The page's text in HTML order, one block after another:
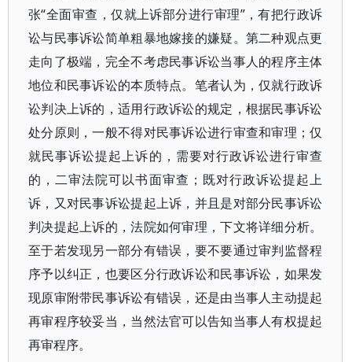
张“全面审查，仅就上诉部分进行审理”，有把行政诉
讼与民事诉讼简单粗暴地嫁接的嫌疑。第二种观点更
走向了极端，完全不考虑民事诉讼当事人的程序主体
地位和民事诉讼的本质特点。笔者认为，仅就行政诉
讼判决上诉的，适用行政诉讼的规定，根据民事诉讼
处分原则，一般不得对民事诉讼进行审查和审理；仅
就民事诉讼提起上诉的，需要对行政诉讼进行审查
的，二审法院可以书面审查；既对行政诉讼提起上
诉，又对民事诉讼提起上诉，并且是对部分民事诉讼
判决提起上诉的，法院如何审理，下文将详细分析。
至于若发现另一部分有错误，要不要通过审判监督程
序予以纠正，也要区分行政诉讼和民事诉讼，如果发
现原审附带民事诉讼有错误，还是由当事人主动提起
再审程序较妥当，当然法官可以告知当事人有权提起
再审程序。